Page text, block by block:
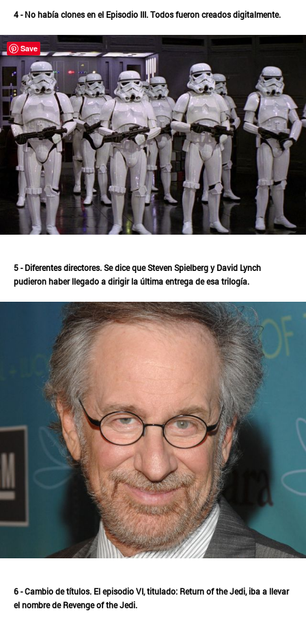
4 - No había clones en el Episodio III. Todos fueron creados digitalmente.
5 - Diferentes directores. Se dice que Steven Spielberg y David Lynch
pudieron haber llegado a dirigir la última entrega de esa trilogía.
6 - Cambio de títulos. El episodio VI, titulado: Return of the Jedi, iba a llevar
el nombre de Revenge of the Jedi.
Save